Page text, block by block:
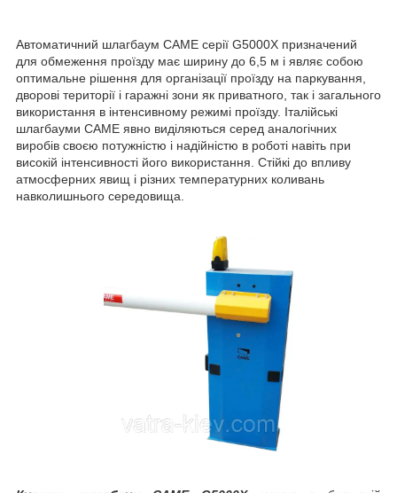
Автоматичний шлагбаум CAME серії G5000X призначений
для обмеження проїзду має ширину до 6,5 м і являє собою
оптимальне рішення для організації проїзду на паркування,
дворові території і гаражні зони як приватного, так і загального
використання в інтенсивному режимі проїзду. Італійські
шлагбауми CAME явно виділяються серед аналогічних
виробів своєю потужністю і надійністю в роботі навіть при
високій інтенсивності його використання. Стійкі до впливу
атмосферних явищ і різних температурних коливань
навколишнього середовища.